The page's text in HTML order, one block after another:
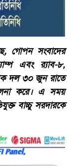
গোপন সংবাদের
এবং র‍্যাব-৮,
দল ৩০ জুন রাতে
করে। এ সময়
বাচ্চু সরদারকে